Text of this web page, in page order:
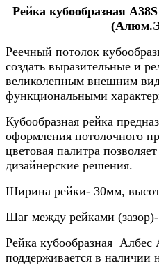
Рейка кубообразная
Реечный потолок
создать выразительные и
великолепным внешним
функциональными
Кубообразная рейка
оформления потолочного
цветовая палитра
дизайнерские решения.
Ширина рейки- 30мм,
Шаг между рейками
Рейка кубообразная Албес
поддерживается в наличии